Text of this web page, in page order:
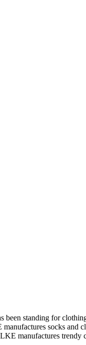
standing for
socks and
manufactures trendy